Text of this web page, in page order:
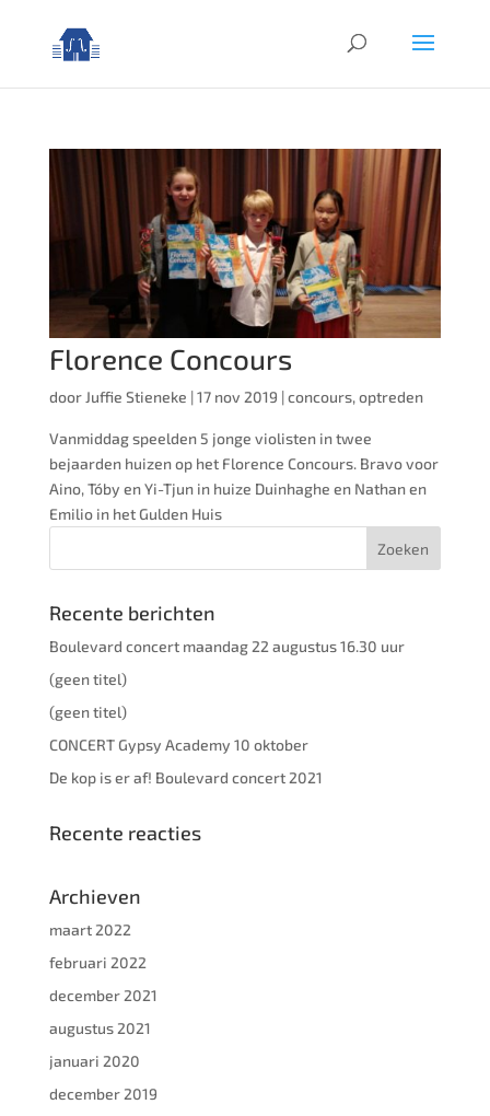
Florence Concours
door Juffie Stieneke |17 nov 2019 |concours,optreden
Vanmiddag speelden 5 jonge violisten in twee
bejaarden huizen op het Florence Concours. Bravo voor
Aino, Tóby en Yi-Tjun in huize Duinhaghe en Nathan en
Emilio in het Gulden Huis
Recente berichten
Boulevard concert maandag 22 augustus 16.30 uur
(geen titel)
(geen titel)
CONCERT Gypsy Academy 10 oktober
De kop is er af! Boulevard concert 2021
Recente reacties
Archieven
maart 2022
februari 2022
december 2021
augustus 2021
januari 2020
december 2019